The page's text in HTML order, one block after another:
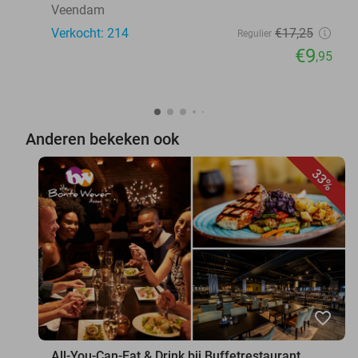
Veendam
Verkocht: 214
Regulier €17,25
€9,95
Anderen bekeken ook
33%
favorite_border